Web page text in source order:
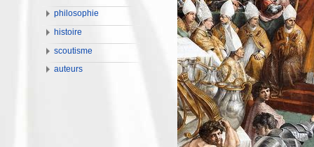
philosophie
histoire
scoutisme
auteurs